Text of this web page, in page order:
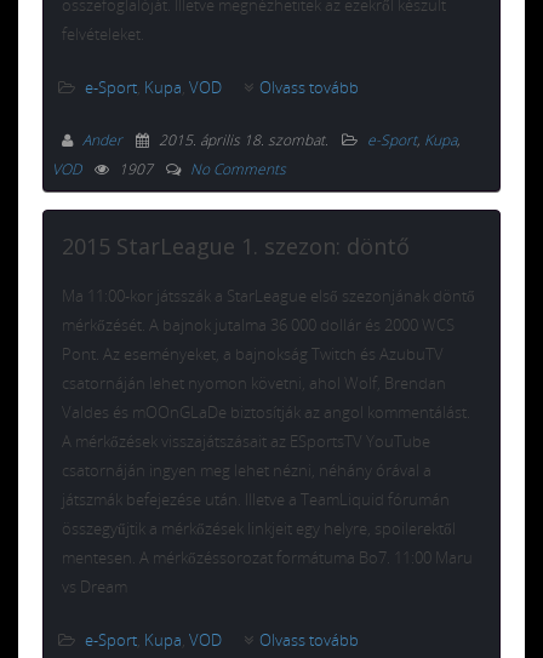
összefoglalóját. Illetve megnézhetitek az ezekről készült
felvételeket.
e-Sport, Kupa, VOD Olvass tovább
Ander 2015. április 18. szombat. e-Sport, Kupa,
VOD
1907 No Comments
2015 StarLeague 1. szezon: döntő
Ma 11:00-kor játsszák a StarLeague első szezonjának döntő
mérkőzését. A bajnok jutalma 36 000 dollár és 2000 WCS
Pont. Az eseményeket, a bajnokság Twitch és AzubuTV
csatornáján lehet nyomon követni, ahol Wolf, Brendan
Valdes és mOOnGLaDe biztosítják az angol kommentálást.
A mérkőzések visszajátszásait az ESportsTV YouTube
csatornáján ingyen meg lehet nézni, néhány órával a
játszmák befejezése után. Illetve a TeamLiquid fórumán
összegyűjtik a mérkőzések linkjeit egy helyre, spoilerektől
mentesen. A mérkőzéssorozat formátuma Bo7. 11:00 Maru
vs Dream
e-Sport, Kupa, VOD Olvass tovább